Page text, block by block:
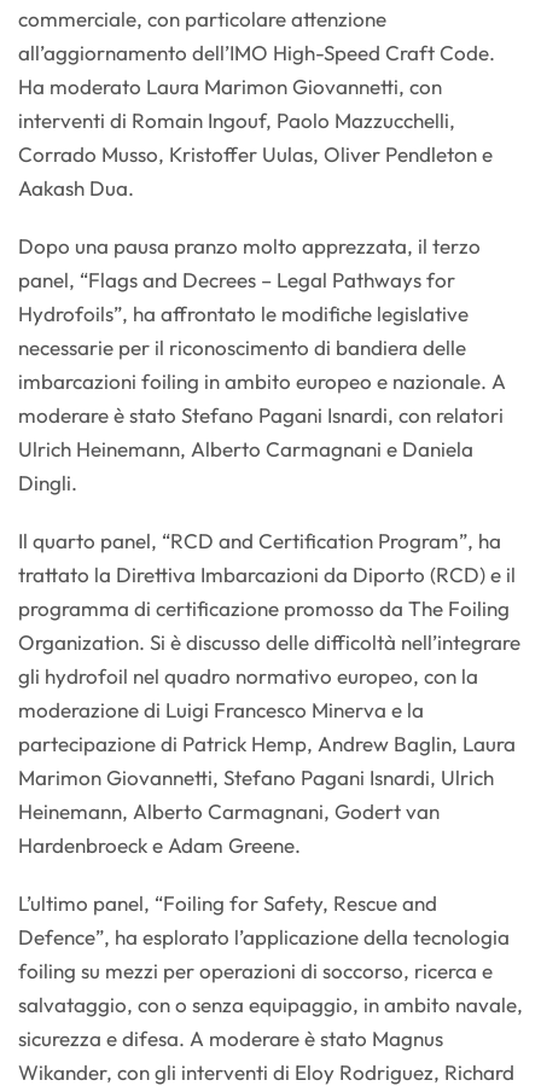
commerciale, con particolare attenzione
all’aggiornamento dell’IMO High-Speed Craft Code.
Ha moderato Laura Marimon Giovannetti, con
interventi di Romain Ingouf, Paolo Mazzucchelli,
Corrado Musso, Kristoffer Uulas, Oliver Pendleton e
Aakash Dua.
Dopo una pausa pranzo molto apprezzata, il terzo
panel, “Flags and Decrees – Legal Pathways for
Hydrofoils”, ha affrontato le modifiche legislative
necessarie per il riconoscimento di bandiera delle
imbarcazioni foiling in ambito europeo e nazionale. A
moderare è stato Stefano Pagani Isnardi, con relatori
Ulrich Heinemann, Alberto Carmagnani e Daniela
Dingli.
Il quarto panel, “RCD and Certification Program”, ha
trattato la Direttiva Imbarcazioni da Diporto (RCD) e il
programma di certificazione promosso da The Foiling
Organization. Si è discusso delle difficoltà nell’integrare
gli hydrofoil nel quadro normativo europeo, con la
moderazione di Luigi Francesco Minerva e la
partecipazione di Patrick Hemp, Andrew Baglin, Laura
Marimon Giovannetti, Stefano Pagani Isnardi, Ulrich
Heinemann, Alberto Carmagnani, Godert van
Hardenbroeck e Adam Greene.
L’ultimo panel, “Foiling for Safety, Rescue and
Defence”, ha esplorato l’applicazione della tecnologia
foiling su mezzi per operazioni di soccorso, ricerca e
salvataggio, con o senza equipaggio, in ambito navale,
sicurezza e difesa. A moderare è stato Magnus
Wikander, con gli interventi di Eloy Rodriguez, Richard